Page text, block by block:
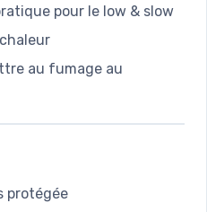
pour le low & slow
au fumage au
protégée